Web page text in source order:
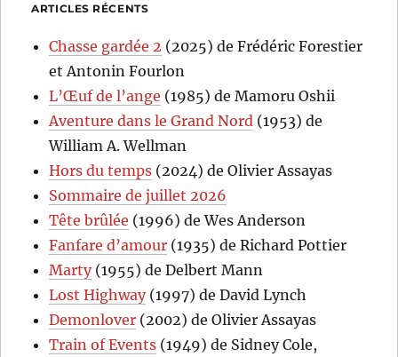
ARTICLES RÉCENTS
Chasse gardée 2 (2025) de Frédéric Forestier
et Antonin Fourlon
L’Œuf de l’ange (1985) de Mamoru Oshii
Aventure dans le Grand Nord (1953) de
William A. Wellman
Hors du temps (2024) de Olivier Assayas
Sommaire de juillet 2026
Tête brûlée (1996) de Wes Anderson
Fanfare d’amour (1935) de Richard Pottier
Marty(1955) de Delbert Mann
Lost Highway(1997) de David Lynch
Demonlover (2002) de Olivier Assayas
Train of Events (1949) de Sidney Cole,